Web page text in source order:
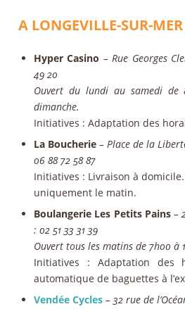
A LONGEVILLE-SUR-
Hyper Casino – Rue Georges
49 20
Ouvert du lundi au samedi de
dimanche.
Initiatives : Adaptation des
La Boucherie – Place de la
06 88 72 58 87
Initiatives : Livraison à
uniquement le matin.
Boulangerie Les Petits Pains –
: 02 51 33 31 39
Ouvert tous les matins de 7h00 à
Initiatives : Adaptation des
automatique de baguettes à
Vendée Cycles – 32 rue de